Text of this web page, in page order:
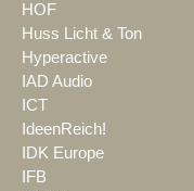
HOF
Huss Licht & Ton
Hyperactive
IAD Audio
ICT
IdeenReich!
IDK Europe
IFB